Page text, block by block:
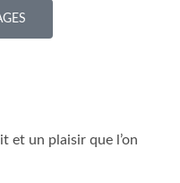
et un plaisir que l’on